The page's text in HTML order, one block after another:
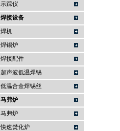
示踪仪
焊接设备
焊机
焊锡炉
焊接配件
超声波低温焊锡
低温合金焊锡丝
马弗炉
马弗炉
快速焚化炉